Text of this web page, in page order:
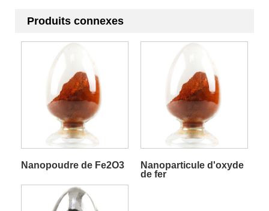
Produits connexes
Nanopoudre de Fe2O3
Nanoparticule d'oxyde
de fer